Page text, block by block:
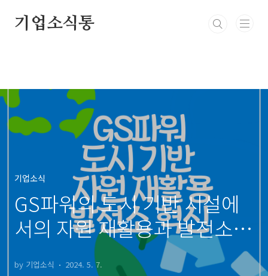
기업소식통
기업소식
GS파워의 도시 기반 시설에
서의 자원 재활용과 발전소
by 기업소식 2024. 5. 7.